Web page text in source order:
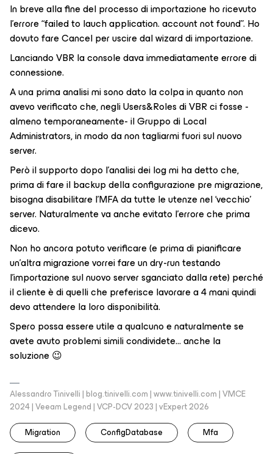
In breve alla fine del processo di importazione ho ricevuto
l’errore “failed to lauch application. account not found”. Ho
dovuto fareCancelper uscire dal wizard di importazione.
Lanciando VBR la console dava immediatamente errore di
connessione.
A una prima analisi mi sono dato la colpa in quanto non
avevo verificato che, negliUsers&Rolesdi VBR ci fosse -
almeno temporaneamente- il Gruppo diLocal
Administrators, in modo da non tagliarmi fuori sul nuovo
server.
Però il supporto dopo l’analisi dei log mi ha detto che,
prima di fare il backup della configurazione pre migrazione,
bisogna disabilitare l’MFA da tutte le utenze nel ‘vecchio’
server. Naturalmente va anche evitato l’errore che prima
dicevo.
Non ho ancora potuto verificare (e prima di pianificare
un’altra migrazione vorrei fare un dry-run testando
l’importazione sul nuovo server sganciato dalla rete) perché
il cliente è di quelli che preferisce lavorare a 4 mani quindi
devo attendere la loro disponibilità.
Spero possa essere utile a qualcuno e naturalmente se
avete avuto problemi simili condividete… anche la
soluzione 😉
Alessandro Tinivelli | blog.tinivelli.com | www.tinivelli.com | VMCE
2024 | Veeam Legend | VCP-DCV 2023 | vExpert 2026
Migration
ConfigDatabase Mfa